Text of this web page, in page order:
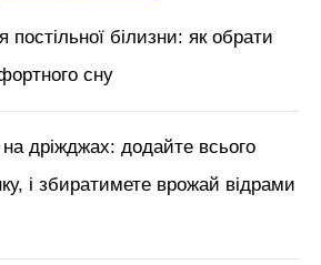
постільної білизни: як обрати
сну
на дріжджах: додайте всього
і збиратимете врожай відрами